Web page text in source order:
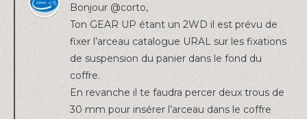
Bonjour @corto,
Ton GEAR UP étant un 2WD il est prévu de
fixer l’arceau catalogue URAL sur les fixations
de suspension du panier dans le fond du
coffre.
En revanche il te faudra percer deux trous de
30 mm pour insérer l’arceau dans le coffre